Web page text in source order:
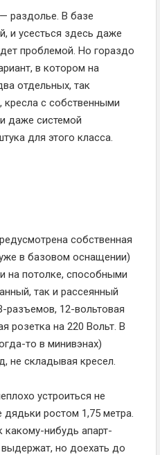
раздолье. В базе
и усесться здесь даже
проблемой. Но гораздо
в котором на
отдельных, так
кресла с собственными
даже системой
для этого класса.
собственная
в базовом оснащении)
на потолке, способными
так и рассеянный
разъемов, 12-вольтовая
розетка на 220 Вольт. В
то в минивэнах)
не складывая кресел.
устроиться не
ростом 1,75 метра.
какому-нибудь апарт-
но доехать до